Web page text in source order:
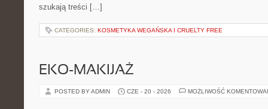
szukają treści […]
CATEGORIES: KOSMETYKA WEGAŃSKA I CRUELTY FREE
EKO-MAKIJAŻ
POSTED BY ADMIN CZE - 20 - 2026 MOŻLIWOŚĆ